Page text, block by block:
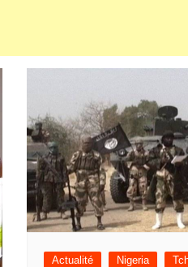
Actualité Nigeria